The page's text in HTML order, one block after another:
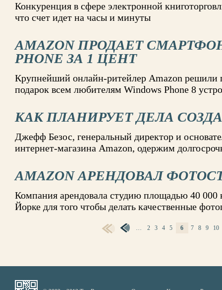
Конкуренция в сфере электронной
что счет идет на часы и минуты
AMAZON ПРОДАЕТ
PHONE ЗА 1 ЦЕНТ
Крупнейший онлайн-ритейлер Amazon решили
подарок всем любителям Windows Phone 8
КАК ПЛАНИРУЕТ ДЕЛА
Джефф Безос, генеральный директор и
интернет-магазина Amazon, одержим
AMAZON АРЕНДОВАЛ
Компания арендовала студию площадью 40 000
Йорке для того чтобы делать качественные
… 2 3 4 5 6 7 8 9 10